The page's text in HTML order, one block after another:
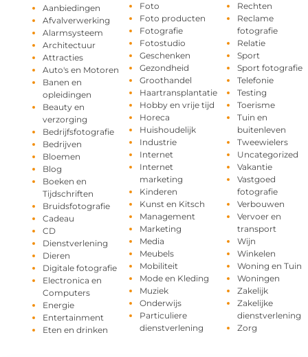
Aanbiedingen
Afvalverwerking
Alarmsysteem
Architectuur
Attracties
Auto's en Motoren
Banen en
opleidingen
Beauty en
verzorging
Bedrijfsfotografie
Bedrijven
Bloemen
Blog
Boeken en
Tijdschriften
Bruidsfotografie
Cadeau
CD
Dienstverlening
Dieren
Digitale fotografie
Electronica en
Computers
Energie
Entertainment
Eten en drinken
Foto
Foto producten
Fotografie
Fotostudio
Geschenken
Gezondheid
Groothandel
Haartransplantatie
Hobby en vrije tijd
Horeca
Huishoudelijk
Industrie
Internet
Internet
marketing
Kinderen
Kunst en Kitsch
Management
Marketing
Media
Meubels
Mobiliteit
Mode en Kleding
Muziek
Onderwijs
Particuliere
dienstverlening
Rechten
Reclame
fotografie
Relatie
Sport
Sport fotografie
Telefonie
Testing
Toerisme
Tuin en
buitenleven
Tweewielers
Uncategorized
Vakantie
Vastgoed
fotografie
Verbouwen
Vervoer en
transport
Wijn
Winkelen
Woning en Tuin
Woningen
Zakelijk
Zakelijke
dienstverlening
Zorg